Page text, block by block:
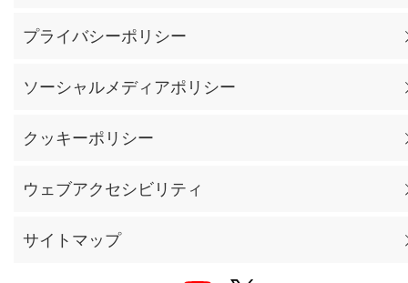
プライバシーポリシー
ソーシャルメディアポリシー
クッキーポリシー
ウェブアクセシビリティ
サイトマップ